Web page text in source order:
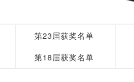
第23届获奖名单
第18届获奖名单